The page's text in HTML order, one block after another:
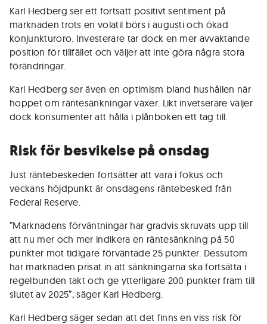
Karl Hedberg ser ett fortsatt positivt sentiment på
marknaden trots en volatil börs i augusti och ökad
konjunkturoro. Investerare tar dock en mer avvaktande
position för tillfället och väljer att inte göra några stora
förändringar.
Karl Hedberg ser även en optimism bland hushållen när
hoppet om räntesänkningar växer. Likt invetserare väljer
dock konsumenter att hålla i plånboken ett tag till.
Risk för besvikelse på onsdag
Just räntebeskeden fortsätter att vara i fokus och
veckans höjdpunkt är onsdagens räntebesked från
Federal Reserve.
”Marknadens förväntningar har gradvis skruvats upp till
att nu mer och mer indikera en räntesänkning på 50
punkter mot tidigare förväntade 25 punkter. Dessutom
har marknaden prisat in att sänkningarna ska fortsätta i
regelbunden takt och ge ytterligare 200 punkter fram till
slutet av 2025”, säger Karl Hedberg.
Karl Hedberg säger sedan att det finns en viss risk för